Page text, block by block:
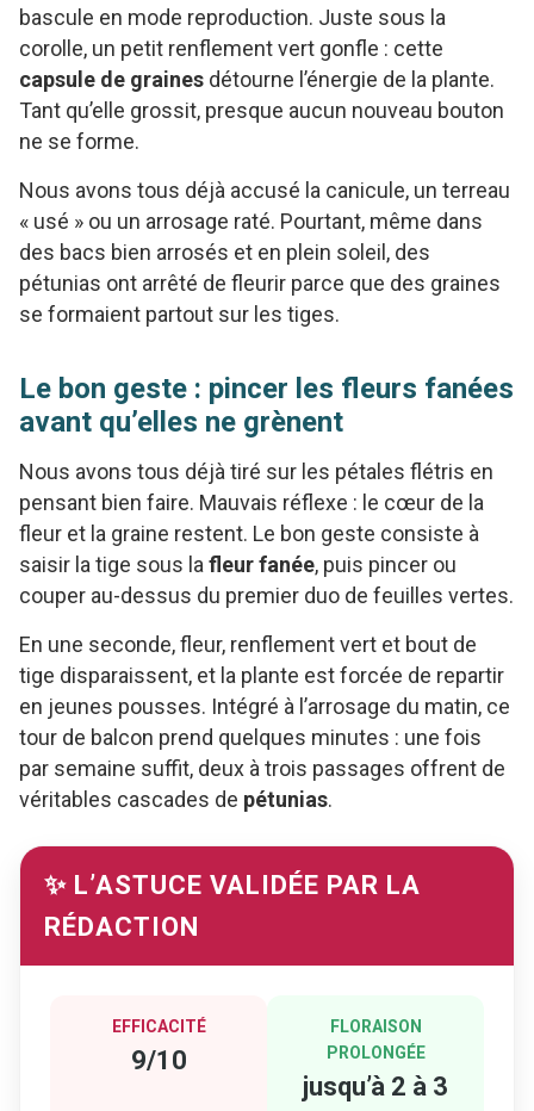
bascule en mode reproduction. Juste sous la
corolle, un petit renflement vert gonfle : cette
capsule de graines détourne l’énergie de la plante.
Tant qu’elle grossit, presque aucun nouveau bouton
ne se forme.
Nous avons tous déjà accusé la canicule, un terreau
« usé » ou un arrosage raté. Pourtant, même dans
des bacs bien arrosés et en plein soleil, des
pétunias ont arrêté de fleurir parce que des graines
se formaient partout sur les tiges.
Le bon geste : pincer les fleurs fanées
avant qu’elles ne grènent
Nous avons tous déjà tiré sur les pétales flétris en
pensant bien faire. Mauvais réflexe : le cœur de la
fleur et la graine restent. Le bon geste consiste à
saisir la tige sous la fleur fanée, puis pincer ou
couper au-dessus du premier duo de feuilles vertes.
En une seconde, fleur, renflement vert et bout de
tige disparaissent, et la plante est forcée de repartir
en jeunes pousses. Intégré à l’arrosage du matin, ce
tour de balcon prend quelques minutes : une fois
par semaine suffit, deux à trois passages offrent de
véritables cascades de pétunias.
✨ L’ASTUCE VALIDÉE PAR LA
RÉDACTION
EFFICACITÉ
9/10
FLORAISON
PROLONGÉE
jusqu’à 2 à 3